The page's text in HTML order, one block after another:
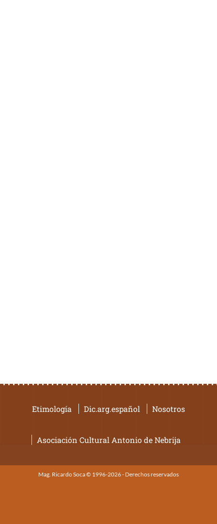
Etimología Dic.arg.español Nosotros
Asociación Cultural Antonio de Nebrija
Mag. Ricardo Soca © 1996-2026 - Derechos reservados